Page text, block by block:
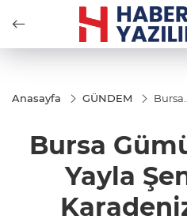
Anasayfa GÜNDEM
Bursa
Bursa
Yayla